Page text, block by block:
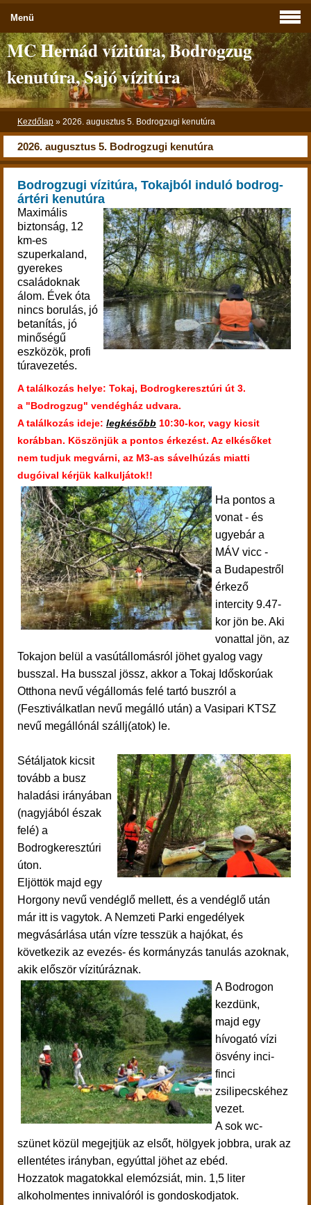
MC Hernád vízitúra, Bodrogzug
kenutúra, Sajó vízitúra
Kezdőlap » 2026. augusztus 5. Bodrogzugi kenutúra
2026. augusztus 5. Bodrogzugi kenutúra
Bodrogzugi vízitúra, Tokajból induló bodrog-
ártéri kenutúra
Maximális
biztonság, 12
km-es
szuperkaland,
gyerekes
családoknak
álom. Évek óta
nincs borulás, jó
betanítás, jó
minőségű
eszközök, profi
túravezetés.
A találkozás helye: Tokaj, Bodrogkeresztúri út 3.
a "Bodrogzug" vendégház udvara.
A találkozás ideje: legkésőbb 10:30-kor, vagy kicsit
korábban. Köszönjük a pontos érkezést. Az elkésőket
nem tudjuk megvárni, az M3-as sávelhúzás miatti
dugóival kérjük kalkuljátok!!
Ha pontos a
vonat - és
ugyebár a
MÁV vicc -
a Budapestről
érkező
intercity 9.47-
kor jön be. Aki
vonattal jön, az
Tokajon belül a vasútállomásról jöhet gyalog vagy
busszal. Ha busszal jössz, akkor a Tokaj Időskorúak
Otthona nevű végállomás felé tartó buszról a
(Fesztiválkatlan nevű megálló után) a Vasipari KTSZ
nevű megállónál szállj(atok) le.
Sétáljatok kicsit
tovább a busz
haladási irányában
(nagyjából észak
felé) a
Bodrogkeresztúri
úton.
Eljöttök majd egy
Horgony nevű vendéglő mellett, és a vendéglő után
már itt is vagytok. A Nemzeti Parki engedélyek
megvásárlása után vízre tesszük a hajókat, és
következik az evezés- és kormányzás tanulás azoknak,
akik először vízitúráznak.
A Bodrogon
kezdünk,
majd egy
hívogató vízi
ösvény inci-
finci
zsilipecskéhez
vezet.
A sok wc-
szünet közül megejtjük az elsőt, hölgyek jobbra, urak az
ellentétes irányban, egyúttal jöhet az ebéd.
Hozzatok magatokkal elemózsiát, min. 1,5 liter
alkoholmentes innivalóról is gondoskodjatok.
Menü